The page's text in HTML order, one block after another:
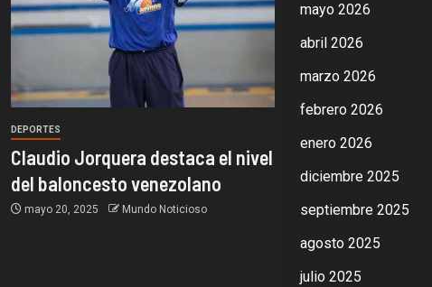
DEPORTES
Claudio Jorquera destaca el nivel
del baloncesto venezolano
mayo 20, 2025 Mundo Noticioso
mayo 2026
abril 2026
marzo 2026
febrero 2026
enero 2026
diciembre 2025
septiembre 2025
agosto 2025
julio 2025